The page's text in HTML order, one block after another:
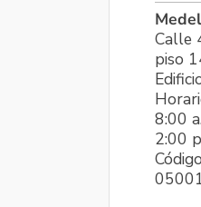
Calle
piso
8:00
2:00